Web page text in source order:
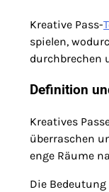
Kreative Pass-
spielen,
durchbrechen
Definition
Kreatives
überraschen
enge Räume
Die Bedeutung